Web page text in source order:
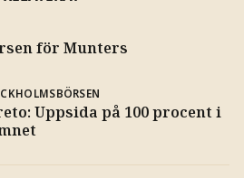
för Munters
Uppsida på 100 procent i